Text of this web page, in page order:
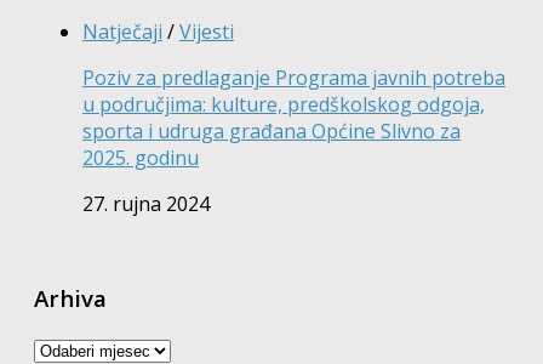
Natječaji /Vijesti
Poziv za predlaganje Programa javnih potreba
u područjima: kulture, predškolskog odgoja,
sporta i udruga građana Općine Slivno za
2025. godinu
27. rujna 2024
Arhiva
Arhiva